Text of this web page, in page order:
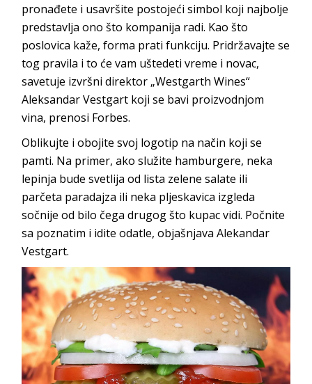
pronađete i usavršite postojeći simbol koji najbolje
predstavlja ono što kompanija radi. Kao što
poslovica kaže, forma prati funkciju. Pridržavajte se
tog pravila i to će vam uštedeti vreme i novac,
savetuje izvršni direktor „Westgarth Wines“
Aleksandar Vestgart koji se bavi proizvodnjom
vina, prenosi Forbes.
Oblikujte i obojite svoj logotip na način koji se
pamti. Na primer, ako služite hamburgere, neka
lepinja bude svetlija od lista zelene salate ili
parčeta paradajza ili neka pljeskavica izgleda
sočnije od bilo čega drugog što kupac vidi. Počnite
sa poznatim i idite odatle, objašnjava Alekandar
Vestgart.